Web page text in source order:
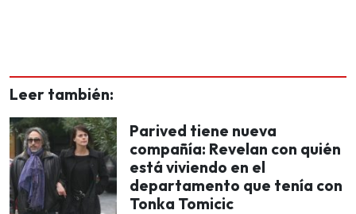
Leer también:
Parived tiene nueva
compañía: Revelan con quién
está viviendo en el
departamento que tenía con
Tonka Tomicic